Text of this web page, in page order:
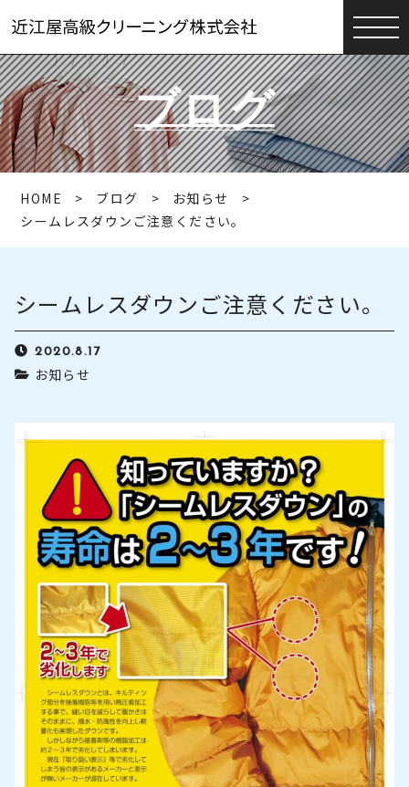
ブログ
HOME ブログ
お知らせ
シームレスダウンご注意ください。
シームレスダウンご注意ください。
2020.8.17
お知らせ